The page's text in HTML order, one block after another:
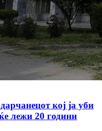
кој ја уби
лежи 20 години